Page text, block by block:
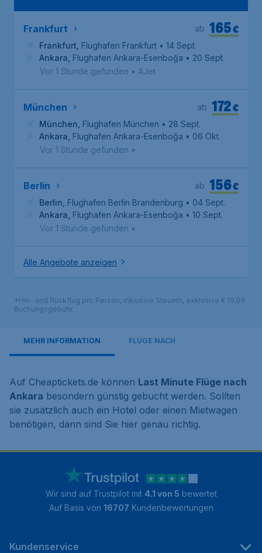
Frankfurt €
165
ab
Frankfurt Flughafen Frankfurt • 14 Sept.
Ankara Flughafen Ankara-Esenboğa • 20 Sept.
Vor 1 Stunde gefunden • AJet
München €
172
ab
München Flughafen München • 28 Sept.
Ankara Flughafen Ankara-Esenboğa • 06 Okt.
Vor 1 Stunde gefunden •
Berlin €
156
ab
Berlin Flughafen Berlin Brandenburg • 04 Sept.
Ankara Flughafen Ankara-Esenboğa • 10 Sept.
Vor 1 Stunde gefunden •
Alle Angebote anzeigen
*Hin- und Rückflug pro Person, inklusive Steuern, exklusive € 19,99
Buchungsgebühr.
MEHR INFORMATION FLÜGE NACH
Auf Cheaptickets.de können Last Minute Flüge nach
Ankara besondern günstig gebucht werden. Sollten
sie zusätzlich auch ein Hotel oder einen Mietwagen
benötigen, dann sind Sie hier genau richtig.
Wir sind auf Trustpilot mit 4.1 von 5 bewertet
Auf Basis von 16707 Kundenbewertungen
Kundenservice